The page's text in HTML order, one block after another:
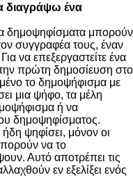
διαγράψω ένα
δημοψηφίσματα μπορούν
συγγραφέα τους, έναν
να επεξεργαστείτε ένα
πρώτη δημοσίευση στο
το δημοψήφισμα με
μια ψήφο, τα μέλη
ή να
δημοψηφίσματος.
ψηφίσει, μόνον οι
να το
Αυτό αποτρέπει τις
εν εξελίξει ενός